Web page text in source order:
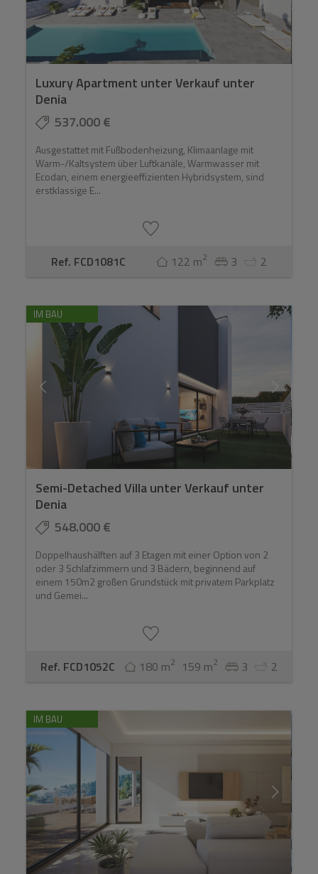
Luxury Apartment unter Verkauf unter
Denia
537.000 €
Ausgestattet mit Fußbodenheizung, Klimaanlage mit
Warm-/Kaltsystem über Luftkanäle, Warmwasser mit
Ecodan, einem energieeffizienten Hybridsystem, sind
erstklassige E...
Ref. FCD1081C 122 m2 3 2
IM BAU
Semi-Detached Villa unter Verkauf unter
Denia
548.000 €
Doppelhaushälften auf 3 Etagen mit einer Option von 2
oder 3 Schlafzimmern und 3 Bädern, beginnend auf
einem 150m2 großen Grundstück mit privatem Parkplatz
und Gemei...
Ref. FCD1052C 180 m2 159 m2 3 2
IM BAU